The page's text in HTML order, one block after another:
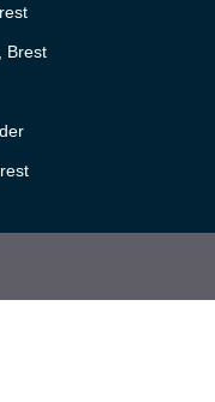
Brest